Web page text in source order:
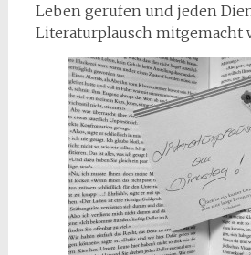
Leben gerufen und jeden
Literaturplausch mitgemacht